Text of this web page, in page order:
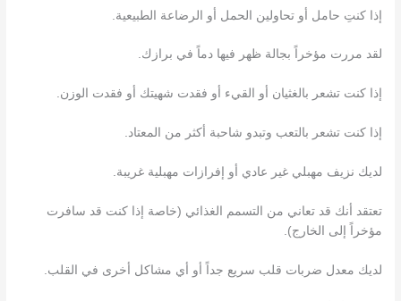
إذا كنتِ حامل أو تحاولين الحمل أو الرضاعة الطبيعية.
لقد مررت مؤخراً بجالة ظهر فيها دماً في برازك.
إذا كنت تشعر بالغثيان أو القيء أو فقدت شهيتك أو فقدت الوزن.
إذا كنت تشعر بالتعب وتبدو شاحبة أكثر من المعتاد.
لديك نزيف مهبلي غير عادي أو إفرازات مهبلية غريبة.
تعتقد أنك قد تعاني من التسمم الغذائي (خاصة إذا كنت قد سافرت
مؤخراً إلى الخارج).
لديك معدل ضربات قلب سريع جداً أو أي مشاكل أخرى في القلب.